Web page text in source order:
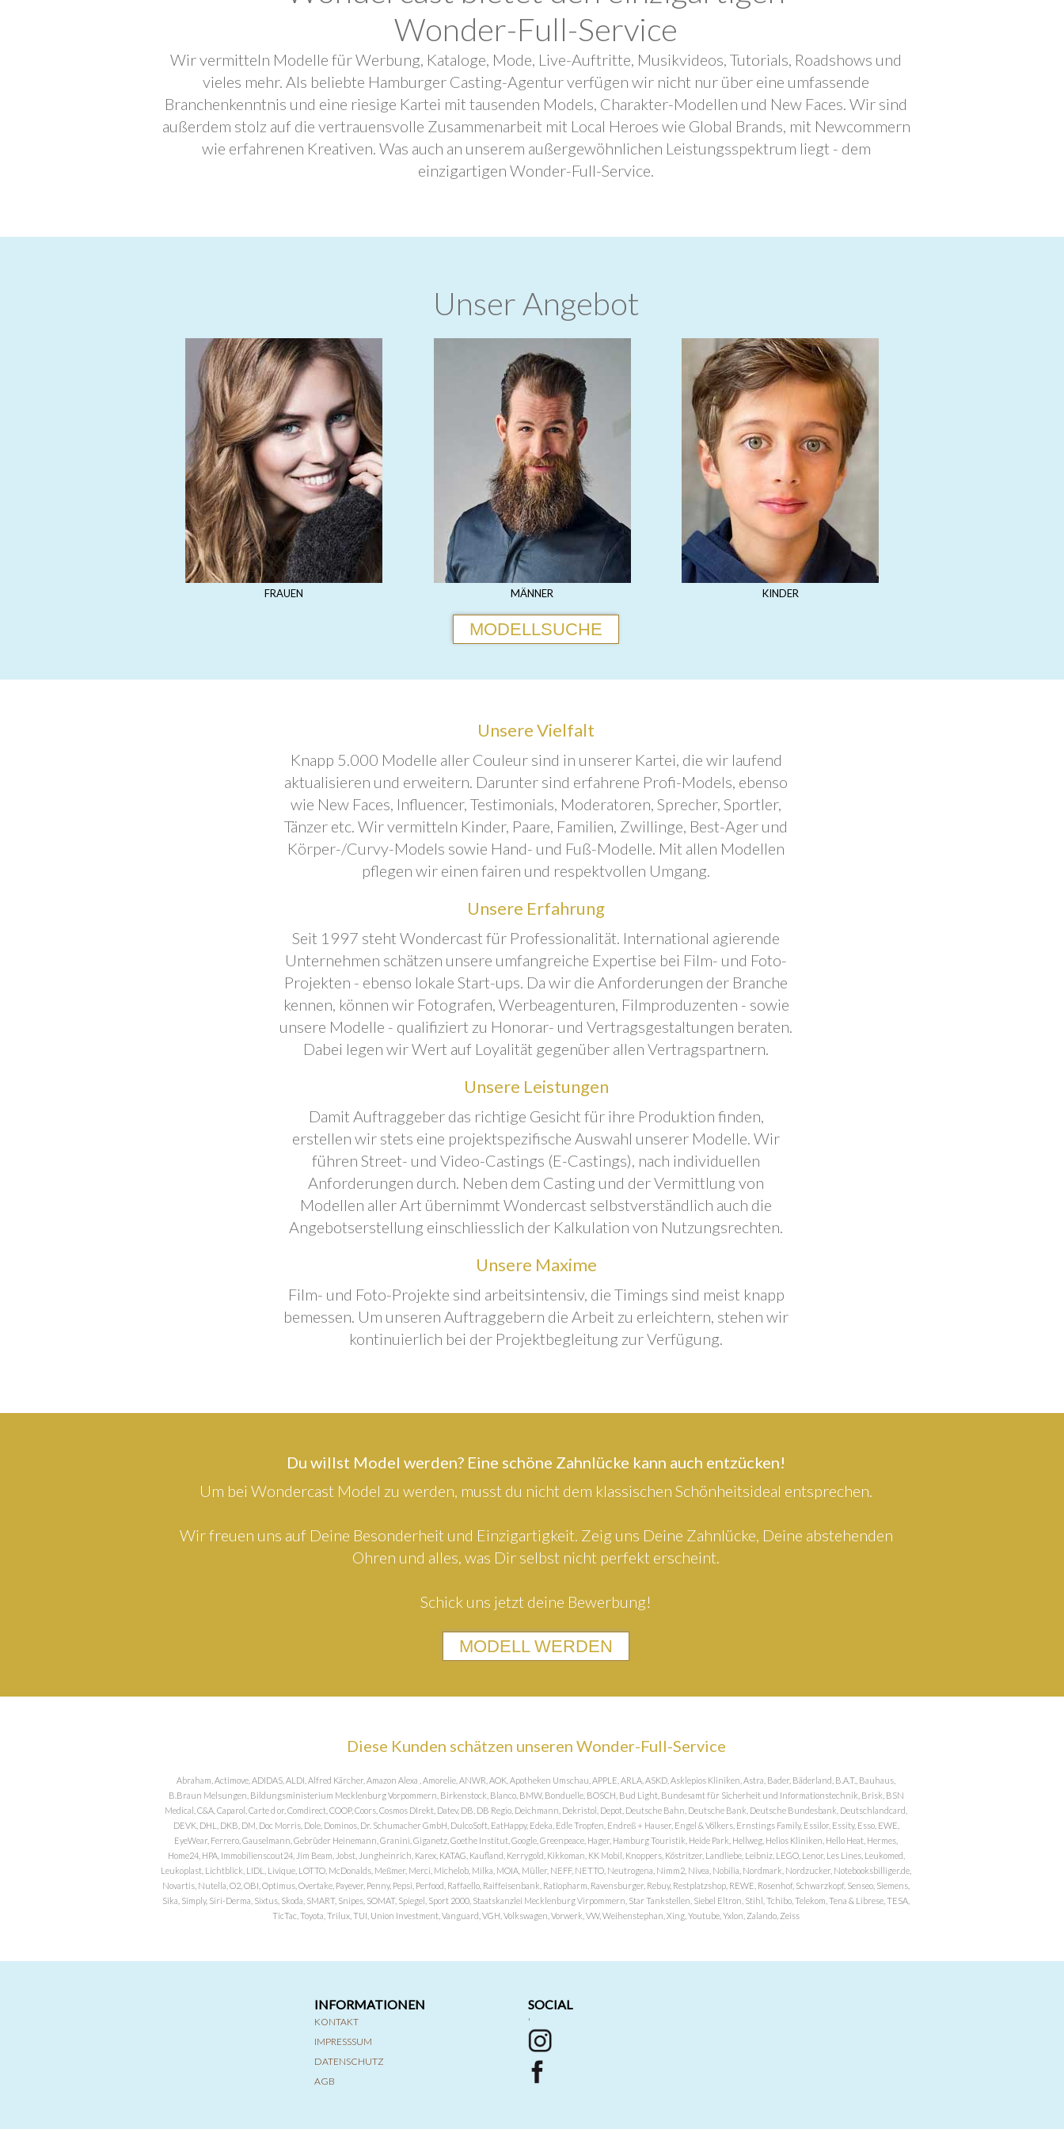
Wonder-Full-Service
Wir vermitteln Modelle für Werbung, Kataloge, Mode, Live-Auftritte, Musikvideos, Tutorials, Roadshows und
vieles mehr. Als beliebte Hamburger Casting-Agentur verfügen wir nicht nur über eine umfassende
Branchenkenntnis und eine riesige Kartei mit tausenden Models, Charakter-Modellen und New Faces. Wir sind
außerdem stolz auf die vertrauensvolle Zusammenarbeit mit Local Heroes wie Global Brands, mit Newcommern
wie erfahrenen Kreativen. Was auch an unserem außergewöhnlichen Leistungsspektrum liegt - dem
einzigartigen Wonder-Full-Service.
Unser Angebot
FRAUEN MÄNNER KINDER
MODELLSUCHE
Unsere Vielfalt
Knapp 5.000 Modelle aller Couleur sind in unserer Kartei, die wir laufend
aktualisieren und erweitern. Darunter sind erfahrene Profi-Models, ebenso
wie New Faces, Influencer, Testimonials, Moderatoren, Sprecher, Sportler,
Tänzer etc. Wir vermitteln Kinder, Paare, Familien, Zwillinge, Best-Ager und
Körper-/Curvy-Models sowie Hand- und Fuß-Modelle. Mit allen Modellen
pflegen wir einen fairen und respektvollen Umgang.
Unsere Erfahrung
Seit 1997 steht Wondercast für Professionalität. International agierende
Unternehmen schätzen unsere umfangreiche Expertise bei Film- und Foto-
Projekten - ebenso lokale Start-ups. Da wir die Anforderungen der Branche
kennen, können wir Fotografen, Werbeagenturen, Filmproduzenten - sowie
unsere Modelle - qualifiziert zu Honorar- und Vertragsgestaltungen beraten.
Dabei legen wir Wert auf Loyalität gegenüber allen Vertragspartnern.
Unsere Leistungen
Damit Auftraggeber das richtige Gesicht für ihre Produktion finden,
erstellen wir stets eine projektspezifische Auswahl unserer Modelle. Wir
führen Street- und Video-Castings (E-Castings), nach individuellen
Anforderungen durch. Neben dem Casting und der Vermittlung von
Modellen aller Art übernimmt Wondercast selbstverständlich auch die
Angebotserstellung einschliesslich der Kalkulation von Nutzungsrechten.
Unsere Maxime
Film- und Foto-Projekte sind arbeitsintensiv, die Timings sind meist knapp
bemessen. Um unseren Auftraggebern die Arbeit zu erleichtern, stehen wir
kontinuierlich bei der Projektbegleitung zur Verfügung.
Du willst Model werden? Eine schöne Zahnlücke kann auch entzücken!
Um bei Wondercast Model zu werden, musst du nicht dem klassischen Schönheitsideal entsprechen.
Wir freuen uns auf Deine Besonderheit und Einzigartigkeit. Zeig uns Deine Zahnlücke, Deine abstehenden
Ohren und alles, was Dir selbst nicht perfekt erscheint.
Schick uns jetzt deine Bewerbung!
MODELL WERDEN
Diese Kunden schätzen unseren Wonder-Full-Service
Abraham, Actimove, ADIDAS, ALDI, Alfred Kärcher, Amazon Alexa , Amorelie, ANWR, AOK, Apotheken Umschau, APPLE, ARLA, ASKD, Asklepios Kliniken, Astra, Bader, Bäderland, B.A.T., Bauhaus,
B.Braun Melsungen, Bildungsministerium Mecklenburg Vorpommern, Birkenstock, Blanco, BMW, Bonduelle, BOSCH, Bud Light, Bundesamt für Sicherheit und Informationstechnik, Brisk, BSN
Medical, C&A, Caparol, Carte d or, Comdirect, COOP, Coors, Cosmos DIrekt, Datev, DB, DB Regio, Deichmann, Dekristol, Depot, Deutsche Bahn, Deutsche Bank, Deutsche Bundesbank, Deutschlandcard,
DEVK, DHL, DKB, DM, Doc Morris, Dole, Dominos, Dr. Schumacher GmbH, DulcoSoft, EatHappy, Edeka, Edle Tropfen, Endreß + Hauser, Engel & Völkers, Ernstings Family, Essilor, Essity, Esso, EWE,
EyeWear, Ferrero, Gauselmann, Gebrüder Heinemann, Granini, Giganetz, Goethe Institut, Google, Greenpeace, Hager, Hamburg Touristik, Heide Park, Hellweg, Helios Kliniken, Hello Heat, Hermes,
Home24, HPA, Immobilienscout24, Jim Beam, Jobst, Jungheinrich, Karex, KATAG, Kaufland, Kerrygold, Kikkoman, KK Mobil, Knoppers, Köstritzer, Landliebe, Leibniz, LEGO, Lenor, Les Lines, Leukomed,
Leukoplast, Lichtblick, LIDL, Livique, LOTTO, McDonalds, Meßmer, Merci, Michelob, Milka, MOIA, Müller, NEFF, NETTO, Neutrogena, Nimm2, Nivea, Nobilia, Nordmark, Nordzucker, Notebooksbilliger.de,
Novartis, Nutella, O2, OBI, Optimus, Overtake, Payever, Penny, Pepsi, Perfood, Raffaello, Raiffeisenbank, Ratiopharm, Ravensburger, Rebuy, Restplatzshop, REWE, Rosenhof, Schwarzkopf, Senseo, Siemens,
Sika, Simply, Siri-Derma, Sixtus, Skoda, SMART, Snipes, SOMAT, Spiegel, Sport 2000, Staatskanzlei Mecklenburg Virpommern, Star Tankstellen, Siebel Eltron, Stihl, Tchibo, Telekom, Tena & Librese, TESA,
TicTac, Toyota, Trilux, TUI, Union Investment, Vanguard, VGH, Volkswagen, Vorwerk, VW, Weihenstephan, Xing, Youtube, Yxlon, Zalando, Zeiss
INFORMATIONEN
KONTAKT
IMPRESSSUM
DATENSCHUTZ
AGB
SOCIAL
'